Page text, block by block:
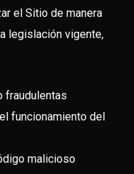
el Sitio de manera
legislación vigente,
fraudulentas
funcionamiento del
malicioso